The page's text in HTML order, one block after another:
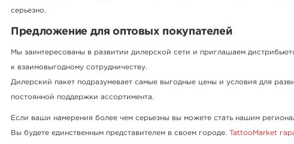
серьезно.
Предложение для оптовых покупателей
Мы заинтересованы в развитии дилерской сети и приглашаем
к взаимовыгодному сотрудничеству.
Дилерский пакет подразумевает самые выгодные цены и условия для
постоянной поддержки ассортимента.
Если ваши намерения более чем серьезны вы можете стать нашим
Вы будете единственным представителем в своем городе. TattooMarket